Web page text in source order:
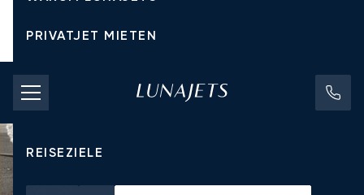
PRIVATJET MIETEN
CHARTERPREISE
PRIVATJETS
REISEZIELE